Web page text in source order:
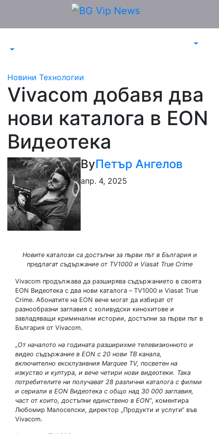
content
Новини Технологии
Vivacom добавя два
нови каталога в EON
Видеотека
ByПетър Ангелов
апр. 4, 2025
Новите каталози са достъпни за първи път в България и
предлагат съдържание от TV1000 и Viasat True Crime
Vivacom продължава да разширява съдържанието в своята
EON Видеотека с два нови каталога – TV1000 и Viasat True
Crime. Абонатите на EON вече могат да избират от
разнообразни заглавия с холивудски кинохитове и
завладяващи криминални истории, достъпни за първи път в
България от Vivacom.
„От началото на годината разширихме телевизионното и
видео съдържание в EON с 20 нови ТВ канала,
включително ексклузивния Marquee TV, посветен на
изкуство и култура, и вече четири нови видеотеки. Така
потребителите ни получават 28 различни каталога с филми
и сериали в EON Видеотека с общо над 30 000 заглавия,
част от които, достъпни единствено в EON“, коментира
Любомир Малоселски, директор „Продукти и услуги“ във
Vivacom.